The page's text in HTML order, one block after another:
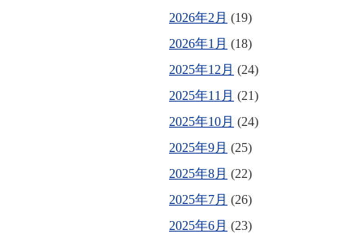
2026年2月 (19)
2026年1月 (18)
2025年12月 (24)
2025年11月 (21)
2025年10月 (24)
2025年9月 (25)
2025年8月 (22)
2025年7月 (26)
2025年6月 (23)